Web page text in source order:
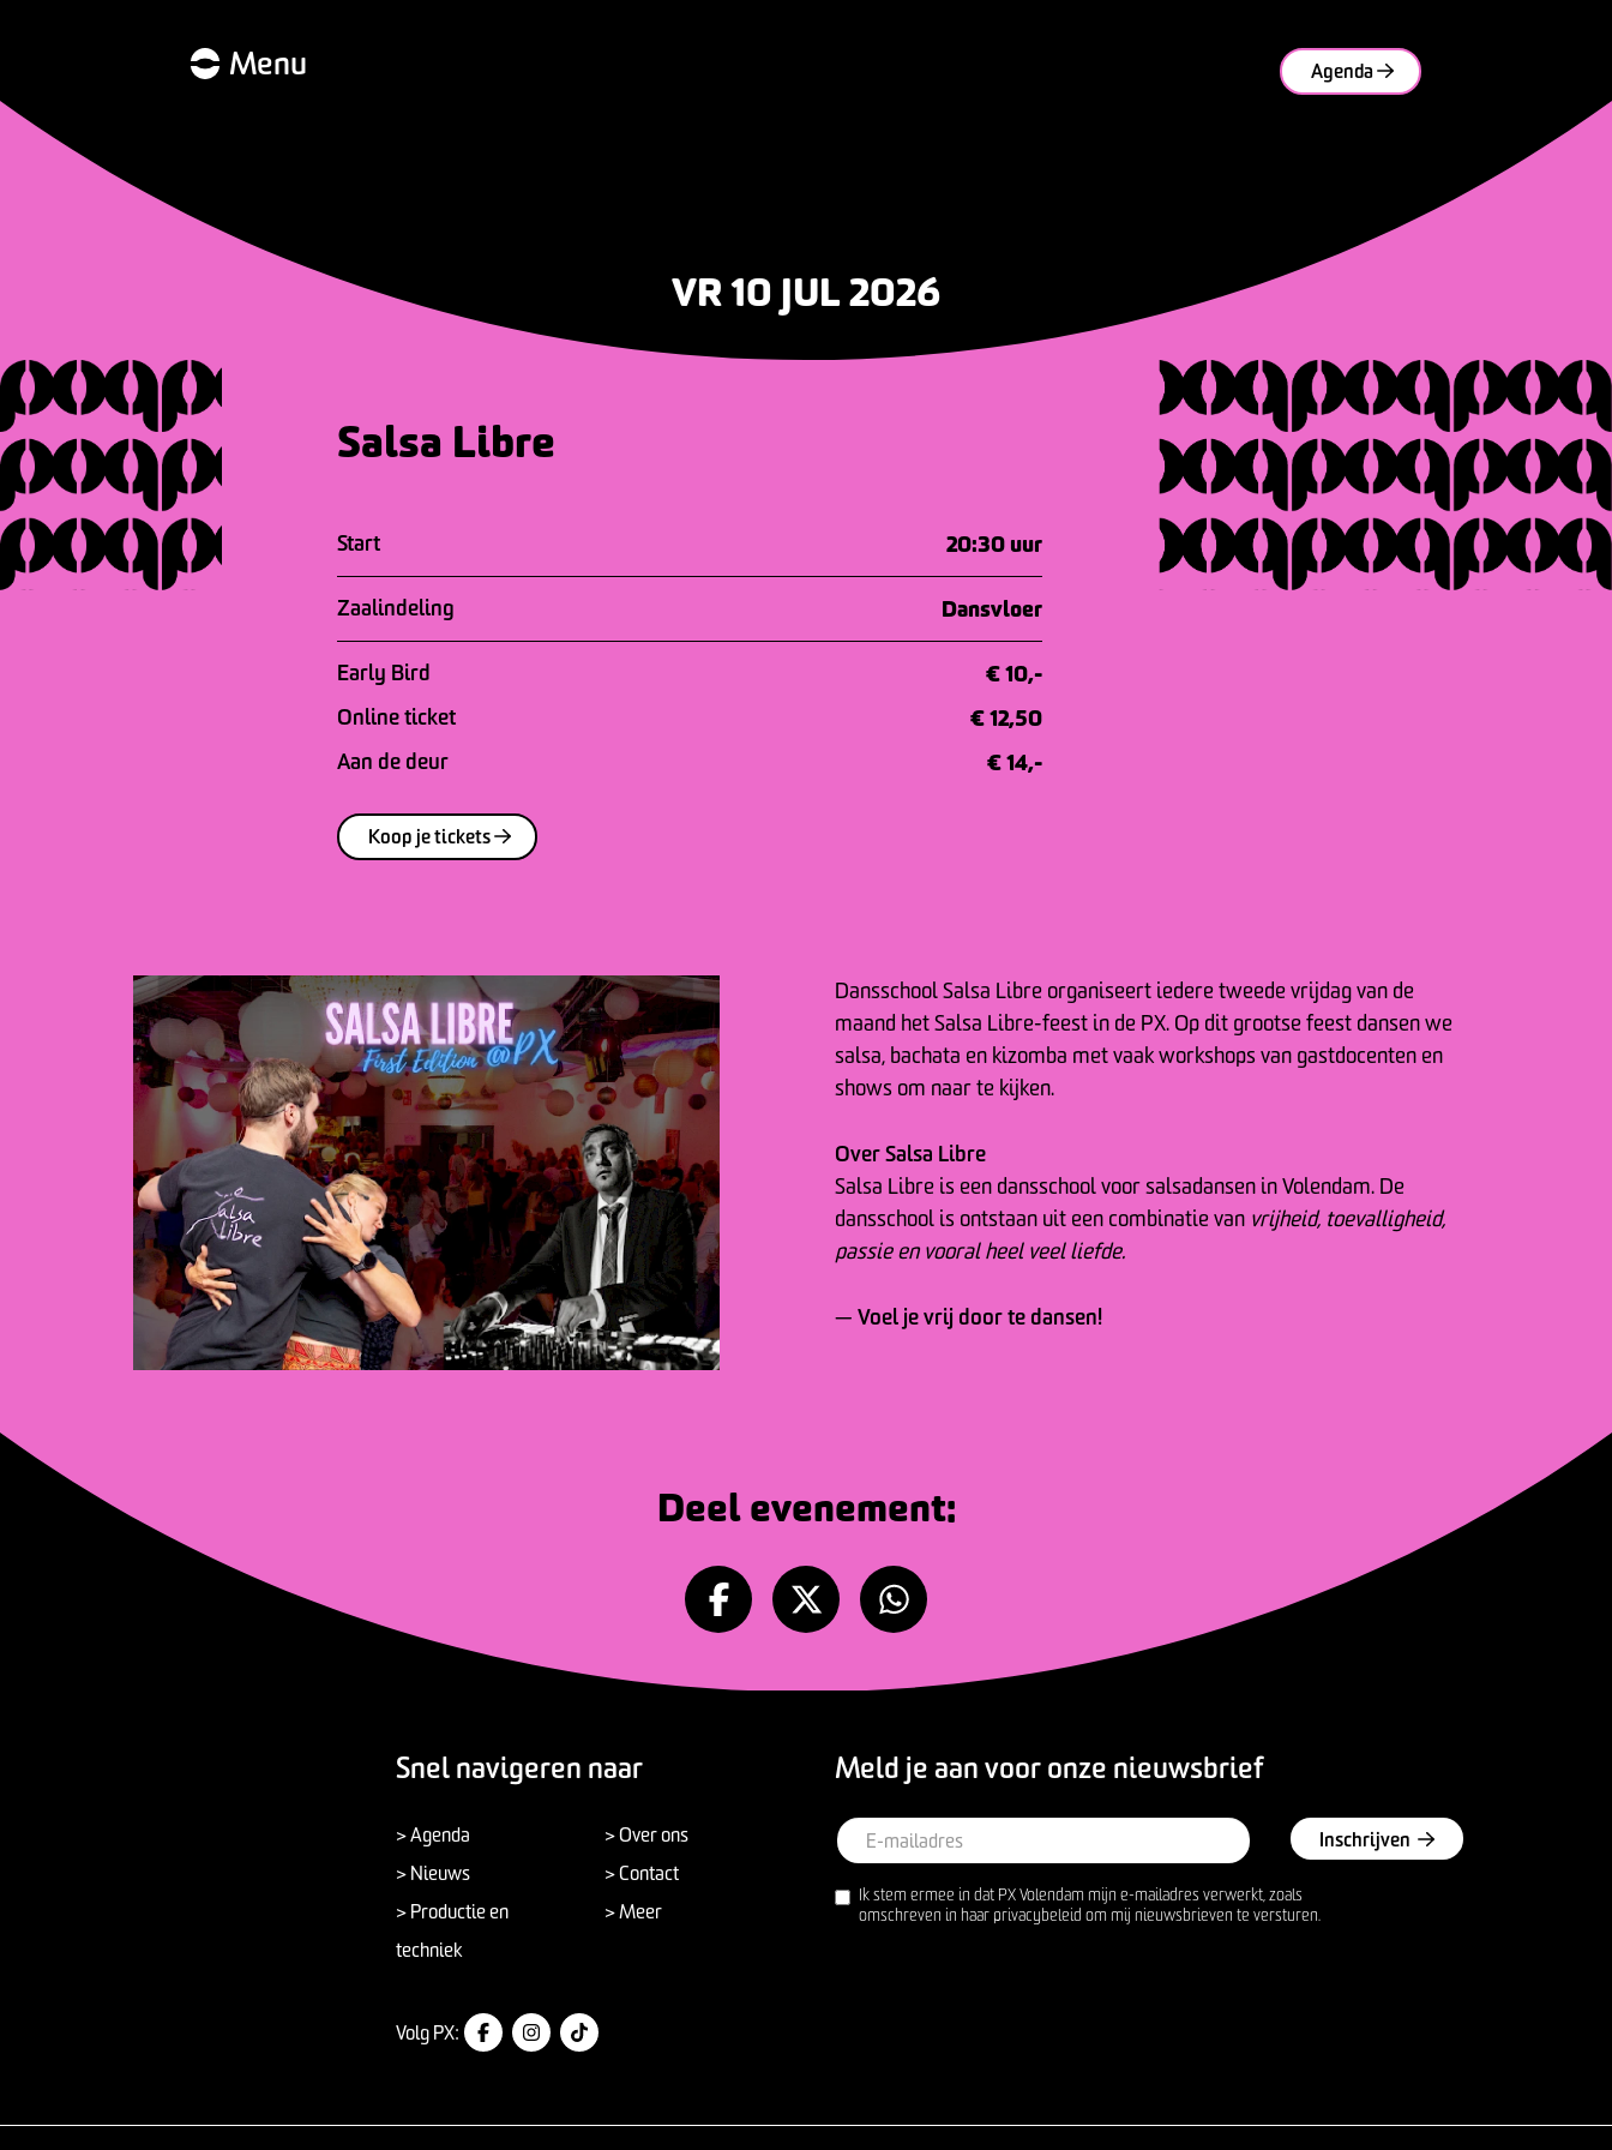
Menu Agenda
VR 10 JUL 2026
Salsa Libre
Start 20:30 uur
Zaalindeling Dansvloer
Early Bird
€ 10,-
Online ticket
€ 12,50
Aan de deur
€ 14,-
Koop je tickets
Dansschool Salsa Libre organiseert iedere tweede vrijdag van de
maand het Salsa Libre-feest in de PX. Op dit grootse feest dansen we
salsa, bachata en kizomba met vaak workshops van gastdocenten en
shows om naar te kijken.
Over Salsa Libre
Salsa Libre is een dansschool voor salsadansen in Volendam. De
dansschool is ontstaan uit een combinatie van vrijheid, toevalligheid,
passie en vooral heel veel liefde.
— Voel je vrij door te dansen!
Deel evenement:
Snel navigeren naar
> Agenda
> Nieuws
> Productie en
techniek
> Over ons
> Contact
> Meer
Volg PX:
Meld je aan voor onze nieuwsbrief
Inschrijven
Ik stem ermee in dat PX Volendam mijn e-mailadres verwerkt, zoals
omschreven in haar privacybeleid om mij nieuwsbrieven te versturen.